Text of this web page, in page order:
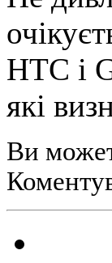
HTC і
які
Ви